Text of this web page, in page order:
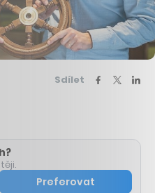
Sdílet
Preferovat